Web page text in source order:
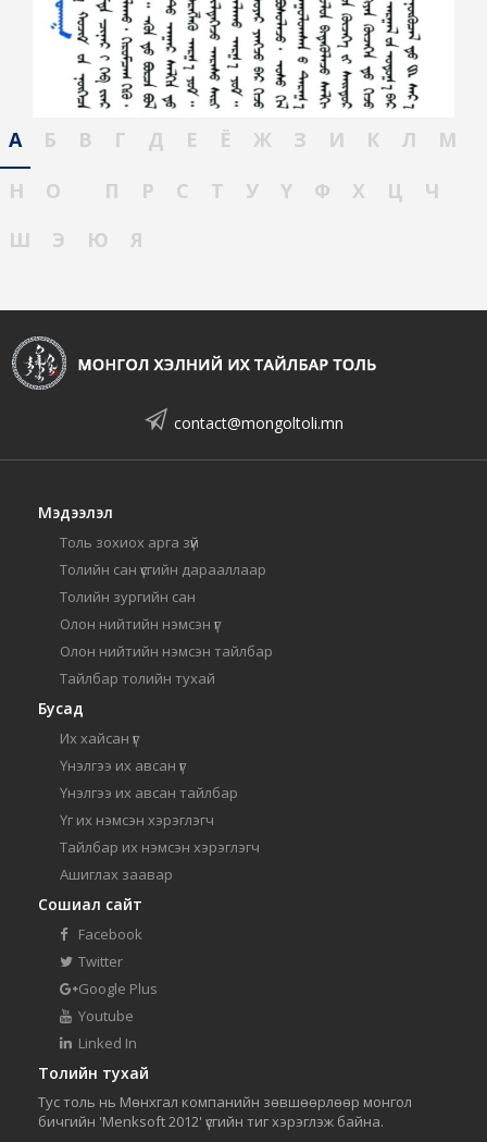
А Б В Г Д Е Ё Ж З И К Л
М
Н
О П Р С Т У Ү Ф Х Ц
Ч
Ш
Э Ю Я
contact@mongoltoli.mn
Мэдээлэл
Толь зохиох арга зүй
Толийн сан үсгийн дарааллаар
Толийн зургийн сан
Олон нийтийн нэмсэн үг
Олон нийтийн нэмсэн тайлбар
Тайлбар толийн тухай
Бусад
Их хайсан үг
Үнэлгээ их авсан үг
Үнэлгээ их авсан тайлбар
Үг их нэмсэн хэрэглэгч
Тайлбар их нэмсэн хэрэглэгч
Ашиглах заавар
Сошиал сайт
Facebook
Twitter
Google Plus
Youtube
Linked In
Толийн тухай
Тус толь нь Мөнхгал компанийн зөвшөөрлөөр монгол
бичгийн 'Menksoft 2012' үсгийн тиг хэрэглэж байна.